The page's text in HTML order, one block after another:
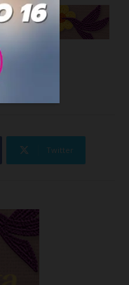
Twitter